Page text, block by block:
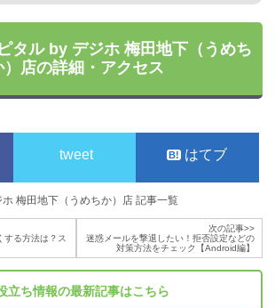
タル by デジホ 梅田地下（うめち
）店の詳細・アクセス
tweet はてブ
梅田地下（うめちか）店 記事一覧
る方法は？ス
次の記事>>
迷惑メールを撃退したい！拒否設定などの
対策方法をチェック【Android編】
立ち情報の最新記事はこちら